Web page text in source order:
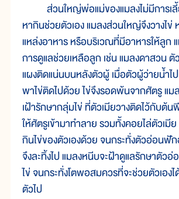
ส่วนใหญ่พ่อแม่ของแมลงไม่มีการเลี้
หากินช่วยตัวเอง แมลงส่วนใหญ่จึงวางไ
แหล่งอาหาร หรือบริเวณที่มีอาหารให้ลูก
การดูแลช่วยเหลือลูก เช่น แมลงดาสวน ตัว
แผงติดแน่นบนหลังตัวผู้ เมื่อตัวผู้ว่ายน้ำไ
พาไข่ติดไปด้วย ไข่จึงรอดพ้นจากศัตรู แม
เฝ้ารักษากลุ่มไข่ ที่ตัวเมียวางติดไว้กับต้
ให้ศัตรูเข้ามาทำลาย รวมทั้งคอยไล่ตัวเมีย
กินไข่ของตัวเองด้วย จนกระทั่งตัวอ่อนฟั
จึงละทิ้งไป แมลงหนีบจะฝ้าดูแลรักษาตัว
ไข่ จนกระทั่งโตพอสมควรที่จะช่วยตัวเองไ
ตัวไป